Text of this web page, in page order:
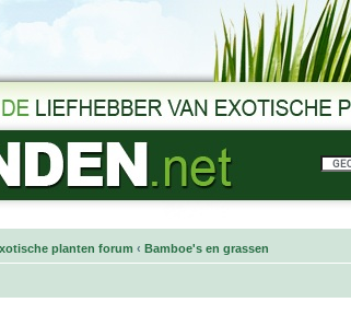
planten forum ‹ Bamboe's en grassen